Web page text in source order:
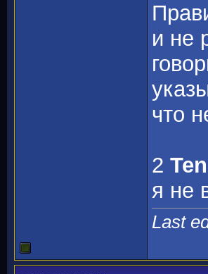
и не
что
2 Ten
я не
Last